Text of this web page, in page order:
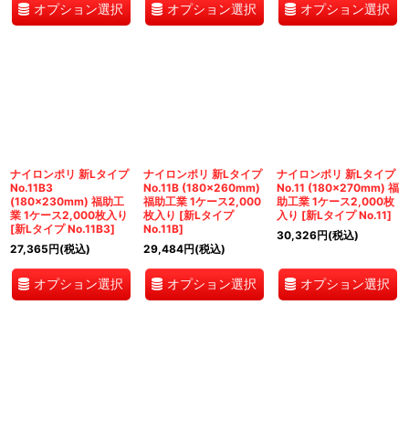
オプション選択 オプション選択 オプション選択
ナイロンポリ 新Lタイプ
No.11B3
(180×230mm) 福助工
業 1ケース2,000枚入り
[新Lタイプ No.11B3]
27,365円(税込)
オプション選択
ナイロンポリ 新Lタイプ
No.11B (180×260mm)
福助工業 1ケース2,000
枚入り [新Lタイプ
No.11B]
29,484円(税込)
オプション選択
ナイロンポリ 新Lタイプ
No.11 (180×270mm) 福
助工業 1ケース2,000枚
入り [新Lタイプ No.11]
30,326円(税込)
オプション選択